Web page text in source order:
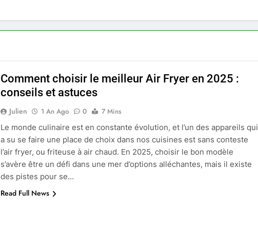
Comment choisir le meilleur Air Fryer en 2025 :
conseils et astuces
Julien 1 An Ago 0
7 Mins
Le monde culinaire est en constante évolution, et l’un des appareils qui
a su se faire une place de choix dans nos cuisines est sans conteste
l’air fryer, ou friteuse à air chaud. En 2025, choisir le bon modèle
s’avère être un défi dans une mer d’options alléchantes, mais il existe
des pistes pour se…
Read Full News